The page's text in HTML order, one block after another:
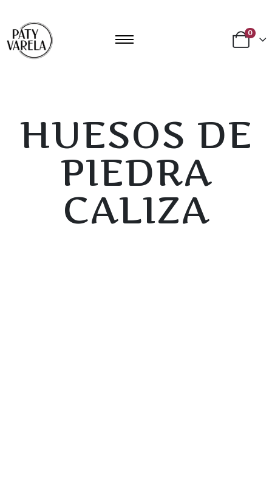
0
HUESOS DE
PIEDRA
CALIZA